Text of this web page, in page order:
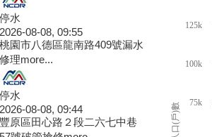
停水
2026-08-08, 09:55
桃園市八德區龍南路409號漏水
修理more...
停水
2026-08-08, 09:44
豐原區田心路２段二六七中巷
人口(戶)數 75k
100k
125k